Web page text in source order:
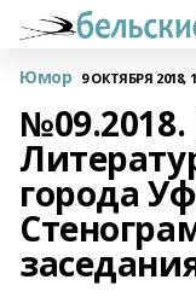
Юмор 9 ОКТЯБРЯ 2018,
города